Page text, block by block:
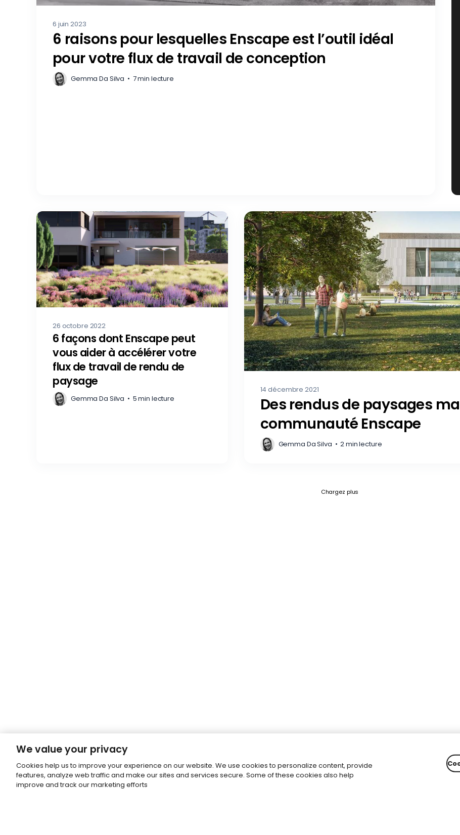
6 juin 2023
6 raisons pour lesquelles Enscape est l’outil idéal
pour votre flux de travail de conception
Gemma Da Silva • 7 min lecture
26 octobre 2022
6 façons dont Enscape peut
vous aider à accélérer votre
flux de travail de rendu de
paysage
Gemma Da Silva • 5 min lecture
14 décembre 2021
Des rendus de paysages
communauté Enscape
Gemma Da Silva • 2 min lecture
Chargez plusFetch failed (404) for https://
We value your privacy
Cookies help us to improve your experience on our website. We use cookies to personalize content, provide
features, analyze web traffic and make our sites and services secure. Some of these cookies also help
improve and track our marketing efforts